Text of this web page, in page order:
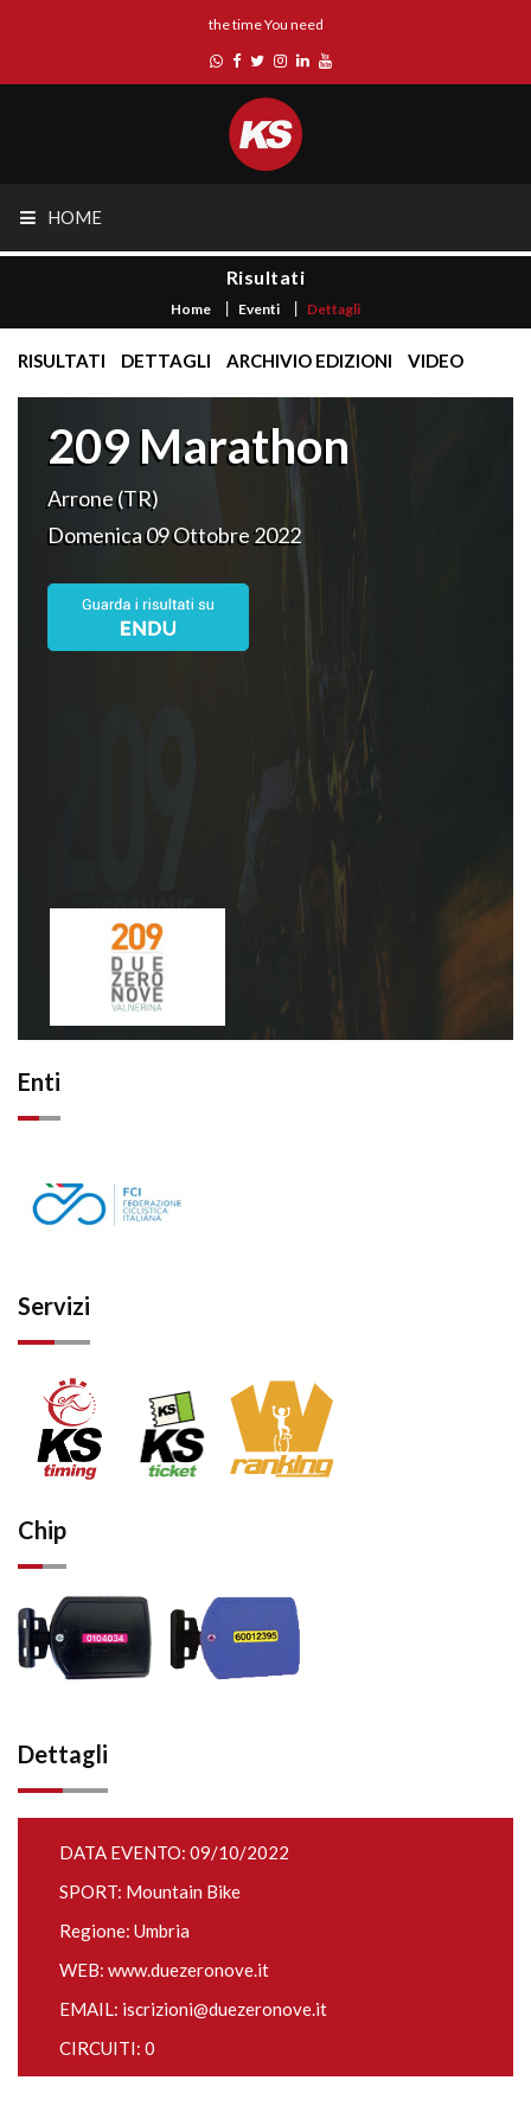
the time You need
HOME
Risultati
Home Eventi Dettagli
RISULTATI DETTAGLI ARCHIVIO EDIZIONI VIDEO
209 Marathon
Arrone (TR)
Domenica 09 Ottobre 2022
Enti
Servizi
Chip
Dettagli
DATA EVENTO: 09/10/2022
SPORT: Mountain Bike
Regione: Umbria
WEB: www.duezeronove.it
EMAIL: iscrizioni@duezeronove.it
CIRCUITI: 0